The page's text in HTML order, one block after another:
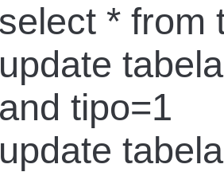
* from
tipo=1